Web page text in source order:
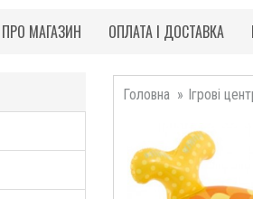
ПРО МАГАЗИН ОПЛАТА І ДОСТАВКА
Головна Ігрові